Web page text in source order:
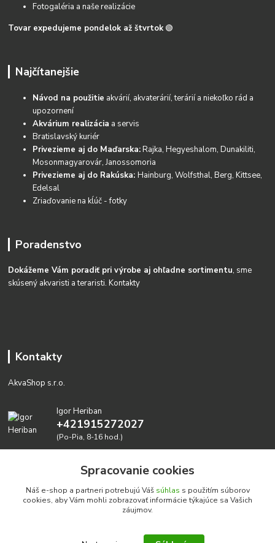
Fotogaléria a naše realizácie
Tovar expedujeme pondelok až štvrtok 🟢
Najčítanejšie
Návod na použitie akvárií, akvaterárií, terárií a niekoľko rád a
upozornení
Akvárium realizácia a servis
Bratislavský kuriér
Privezieme aj do Maďarska:Rajka, Hegyeshalom, Dunakiliti,
Mosonmagyarovár, Janossomoria
Privezieme aj do Rakúska:Hainburg, Wolfsthal, Berg, Kittsee,
Edelsal
Zriaďovanie na kĺúč - fotky
Poradenstvo
Dokážeme Vám poradiť pri výrobe aj ohľadne sortimentu, sme
skúsený akvaristi a teraristi.Kontakty
Kontakty
AkvaShop s.r.o.
Igor Heriban
+421915272027
(Po-Pia, 8-16 hod.)
Spracovanie cookies
Náš e-shop a partneri potrebujú Váš súhlas s použitím súborov
cookies, aby Vám mohli zobrazovať informácie týkajúce sa Vašich
záujmov.